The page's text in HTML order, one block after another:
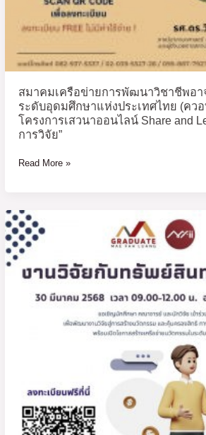
สมาคมเครือข่ายการพัฒนาวิชาชีพอา
ระดับอุดมศึกษาแห่งประเทศไทย (คว
โครงการเสวนาออนไลน์ Share and
การวิจัย”
เรื่อง
“AI
กับ
วิจัย”
Read More »
เชิญ
ชวน
เข้า
ร่วม
อบรม
หัวข้อ:
ปัญญา